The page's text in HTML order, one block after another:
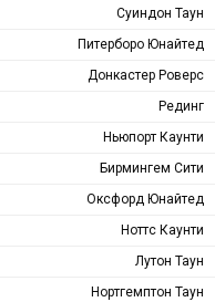
Суиндон Таун
Питерборо Юнайтед
Донкастер Роверс
Рединг
Ньюпорт Каунти
Бирмингем Сити
Оксфорд Юнайтед
Ноттс Каунти
Лутон Таун
Нортгемптон Таун